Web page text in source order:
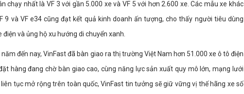
chạy nhất là VF 3 với gần 5.000 xe và VF 5 với hơn 2.600 xe. Các mẫu xe khác
9 và VF e34 cũng đạt kết quả kinh doanh ấn tượng, cho thấy người tiêu dùng
và ủng hộ xu hướng di chuyển xanh.
đến nay, VinFast đã bàn giao ra thị trường Việt Nam hơn 51.000 xe ô tô điện
hàng đang chờ bàn giao cao, cùng năng lực sản xuất quy mô lớn, mạng lưới
tục mở rộng trên toàn quốc, VinFast tin tưởng sẽ giữ vững vị thế hãng xe số